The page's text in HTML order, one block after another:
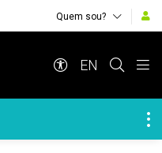
Quem sou?
EN